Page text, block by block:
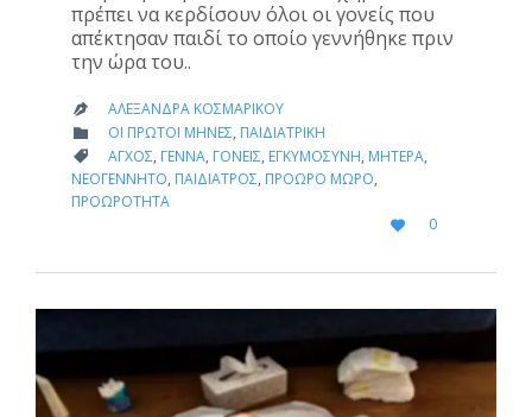
πρέπει να κερδίσουν όλοι οι γονείς που
απέκτησαν παιδί το οποίο γεννήθηκε πριν
την ώρα του..
 ΑΛΕΞΆΝΔΡΑ ΚΟΣΜΑΡΊΚΟΥ
 CATEGORY
ΟΙ ΠΡΏΤΟΙ ΜΉΝΕΣ, ΠΑΙΔΙΑΤΡΙΚΉ
 CATEGORY
ΆΓΧΟΣ, ΓΈΝΝΑ, ΓΟΝΕΊΣ, ΕΓΚΥΜΟΣΎΝΗ, ΜΗΤΈΡΑ,
ΝΕΟΓΈΝΝΗΤΟ, ΠΑΙΔΊΑΤΡΟΣ, ΠΡΌΩΡΟ ΜΩΡΌ,
ΠΡΟΩΡΌΤΗΤΑ

LOVE
IT
0